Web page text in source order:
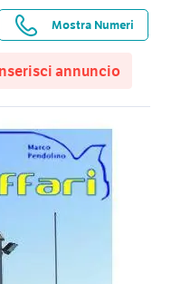
salvate Preferiti
annuncio
Mostra Numeri